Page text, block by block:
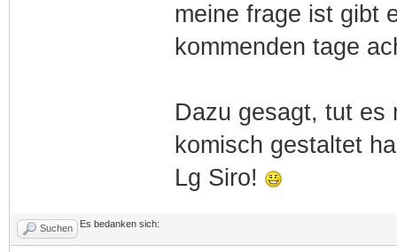
meine frage ist gibt
kommenden tage
Dazu gesagt, tut es
komisch gestaltet
Lg Siro!
Suchen Es bedanken sich: